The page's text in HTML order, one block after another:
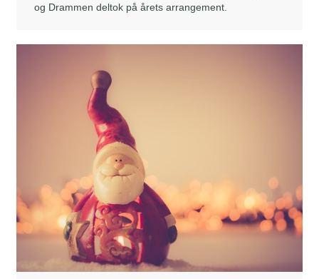
og Drammen deltok på årets arrangement.